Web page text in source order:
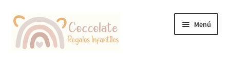
Ir
la
Ir
contenido
Menú